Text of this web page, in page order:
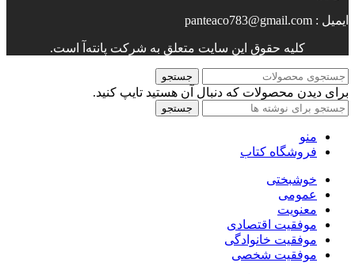
ایمیل : panteaco783@gmail.com
کلیه حقوق این سایت متعلق به شرکت پانته‌آ است.
جستجو
برای دیدن محصولات که دنبال آن هستید تایپ کنید.
جستجو
منو
فروشگاه کتاب
خوشبختی
عمومی
معنویت
موفقیت اقتصادی
موفقیت خانوادگی
موفقیت شخصی